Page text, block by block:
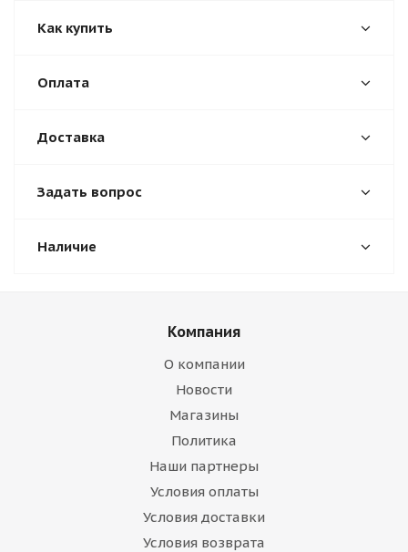
Как купить
Оплата
Доставка
Задать вопрос
Наличие
Компания
О компании
Новости
Магазины
Политика
Наши партнеры
Условия оплаты
Условия доставки
Условия возврата